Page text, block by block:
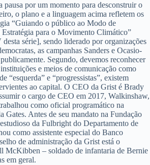
pausa por um momento para desconstruir o
o plano e a linguagem acima refletem os
“Guiando o público ao Modo de
para o Movimento Climático”
série], sendo liderado por organizações
as campanhas Sanders e Ocasio-
Segundo, devemos reconhecer
e meios de comunicação como
“esquerda” e “progressistas”, existem
ao capital. O CEO da Grist é Brady
o cargo de CEO em 2017, Walkinshaw,
como oficial programático na
Antes de seu mandato na Fundação
da Fulbright do Departamento de
como assistente especial do Banco
de administração da Grist está o
McKibben – soldado de infantaria de Bernie
em geral.